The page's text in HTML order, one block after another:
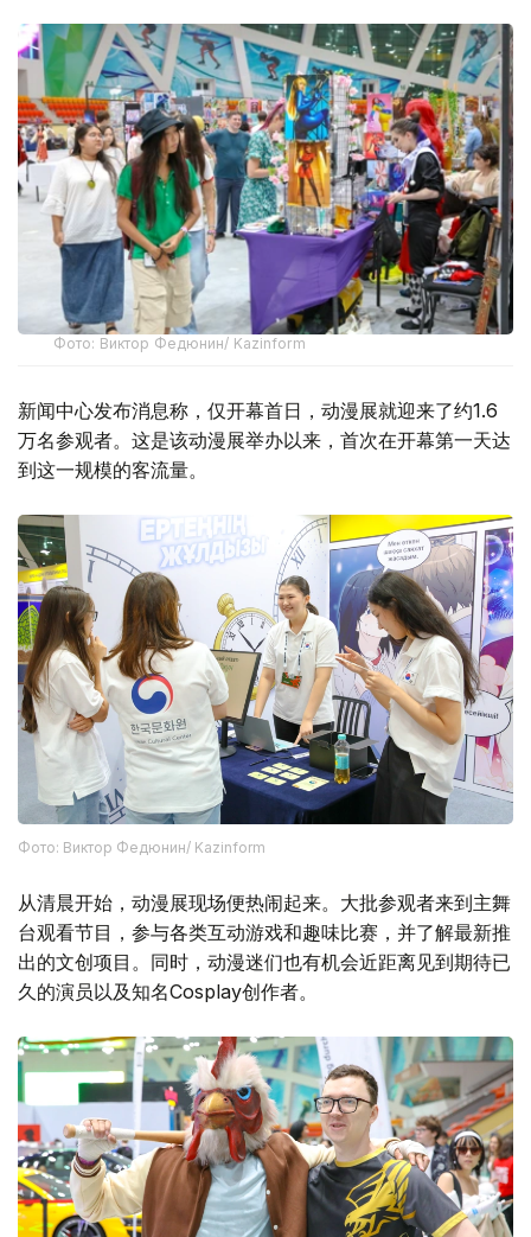
Фото: Виктор Федюнин/ Kazinform
新闻中心发布消息称，仅开幕首日，动漫展就迎来了约1.6
万名参观者。这是该动漫展举办以来，首次在开幕第一天达
到这一规模的客流量。
Фото: Виктор Федюнин/ Kazinform
从清晨开始，动漫展现场便热闹起来。大批参观者来到主舞
台观看节目，参与各类互动游戏和趣味比赛，并了解最新推
出的文创项目。同时，动漫迷们也有机会近距离见到期待已
久的演员以及知名Cosplay创作者。